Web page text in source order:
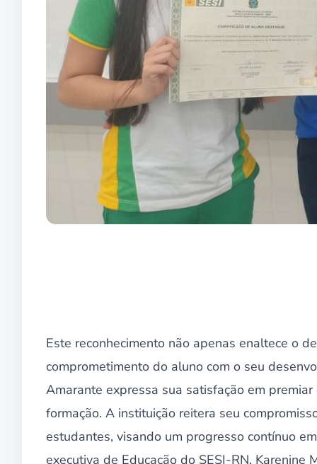
Este reconhecimento não apenas enaltece o
comprometimento do aluno com o seu
Amarante expressa sua satisfação em
formação. A instituição reitera seu
estudantes, visando um progresso contínuo
executiva de Educação do SESI-RN, Karenine